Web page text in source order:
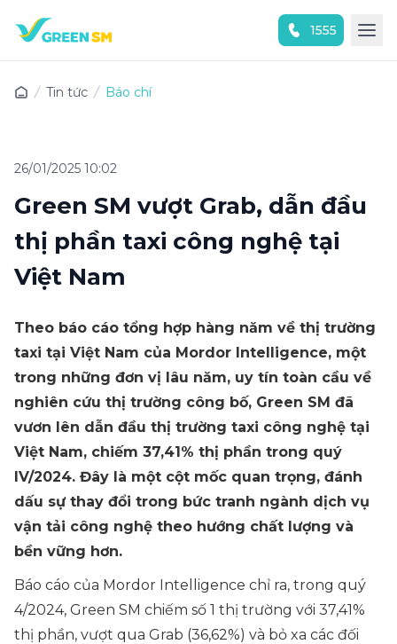
1555
Tin tức Báo chí
26/01/2025 10:02
Green SM vượt Grab, dẫn đầu
thị phần taxi công nghệ tại
Việt Nam
Theo báo cáo tổng hợp hàng năm về thị trường
taxi tại Việt Nam của Mordor Intelligence, một
trong những đơn vị lâu năm, uy tín toàn cầu về
nghiên cứu thị trường công bố, Green SM đã
vươn lên dẫn đầu thị trường taxi công nghệ tại
Việt Nam, chiếm 37,41% thị phần trong quý
IV/2024. Đây là một cột mốc quan trọng, đánh
dấu sự thay đổi trong bức tranh ngành dịch vụ
vận tải công nghệ theo hướng chất lượng và
bền vững hơn.
Báo cáo của Mordor Intelligence chỉ ra, trong quý
4/2024, Green SM chiếm số 1 thị trường với 37,41%
thị phần, vượt qua Grab (36,62%) và bỏ xa các đối